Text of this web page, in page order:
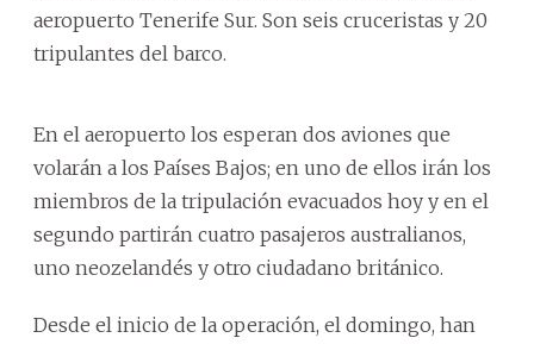
aeropuerto Tenerife Sur. Son seis cruceristas y 20
tripulantes del barco.
En el aeropuerto los esperan dos aviones que
volarán a los Países Bajos; en uno de ellos irán los
miembros de la tripulación evacuados hoy y en el
segundo partirán cuatro pasajeros australianos,
uno neozelandés y otro ciudadano británico.
Desde el inicio de la operación, el domingo, han